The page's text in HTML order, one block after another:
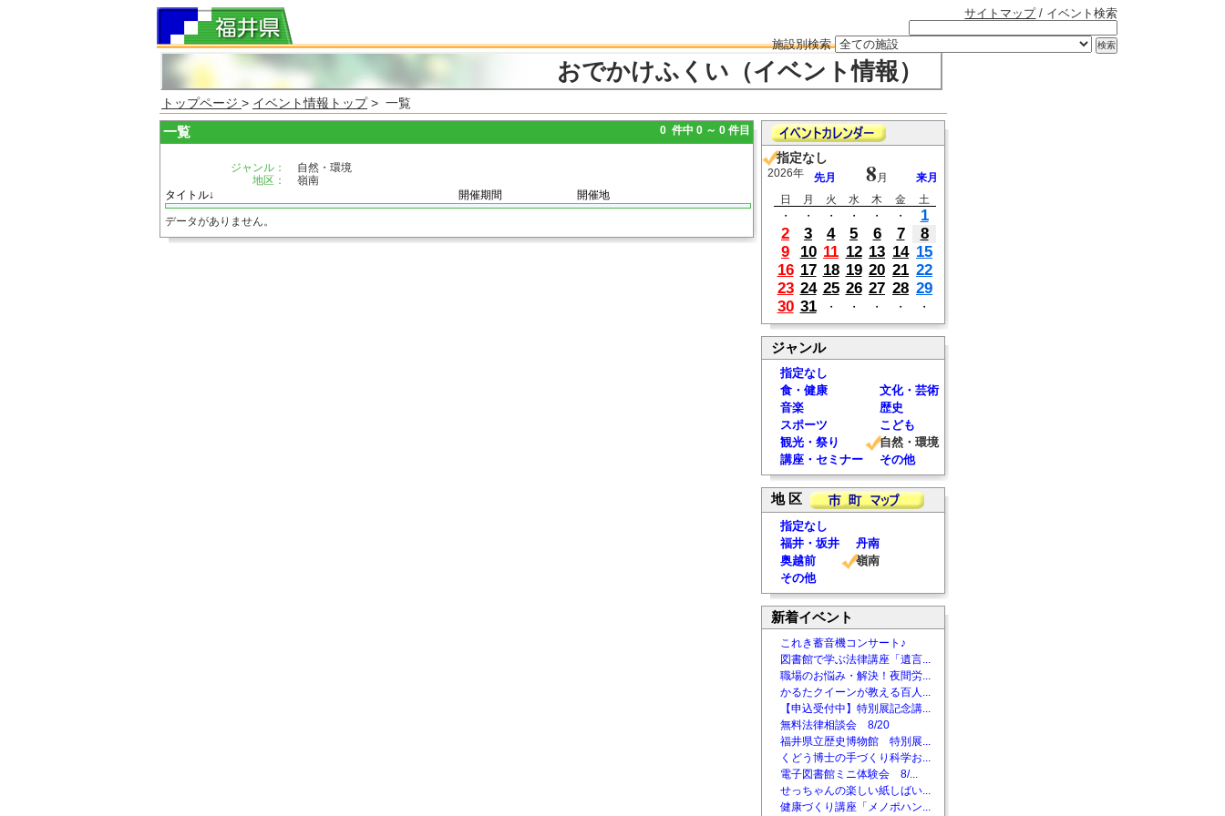
サイトマップ/ イベント検索
施設別検索
おでかけふくい（イベント情報）
トップページ > イベント情報トップ> 一覧
一覧 0 件中 0 ～ 0 件目
ジャンル：
自然・環境
地区：
嶺南
タイトル↓
開催期間 開催地
データがありません。
指定なし
2026年 先月 8 月
来月
日
月 火 水 木 金
土
・
・ ・ ・ ・ ・
1
2
3 4 5 6 7
8
9
10 11 12 13 14 15
16 17 18 19 20 21 22
23 24 25 26 27 28 29
30 31 ・ ・ ・ ・ ・
ジャンル
指定なし
食・健康
文化・芸術
音楽
歴史
スポーツ
こども
観光・祭り
自然・環境
講座・セミナー
その他
地 区
指定なし
福井・坂井
丹南
奥越前
嶺南
その他
新着イベント
これき蓄音機コンサート♪
図書館で学ぶ法律講座「遺言...
職場のお悩み・解決！夜間労...
かるたクイーンが教える百人...
【申込受付中】特別展記念講...
無料法律相談会 8/20
福井県立歴史博物館 特別展...
くどう博士の手づくり科学お...
電子図書館ミニ体験会 8/...
せっちゃんの楽しい紙しばい...
健康づくり講座「メノポハン...